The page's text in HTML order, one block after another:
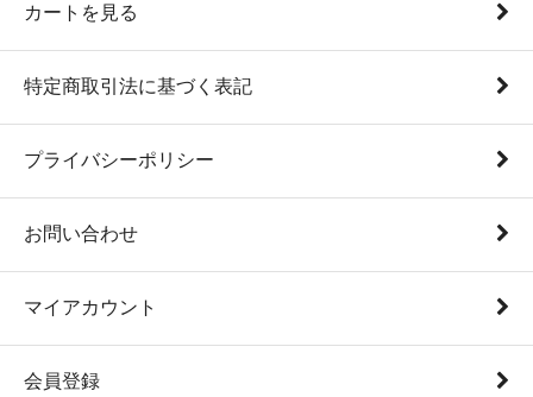
カートを見る
特定商取引法に基づく表記
プライバシーポリシー
お問い合わせ
マイアカウント
会員登録